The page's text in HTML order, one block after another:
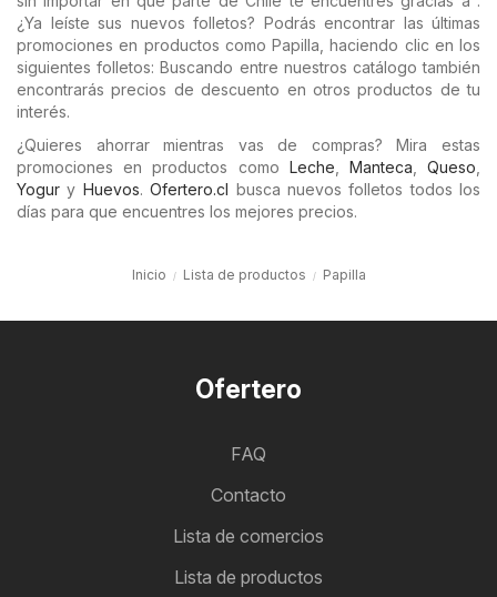
¿Ya leíste sus nuevos folletos? Podrás encontrar las últimas
promociones en productos como Papilla, haciendo clic en los
siguientes folletos: Buscando entre nuestros catálogo también
encontrarás precios de descuento en otros productos de tu
interés.
¿Quieres ahorrar mientras vas de compras? Mira estas
promociones en productos como Leche Manteca ,Queso
Yogur y Huevos.Ofertero.cl busca nuevos folletos todos los
días para que encuentres los mejores precios.
Inicio Lista de productos Papilla
Ofertero
FAQ
Contacto
Lista de comercios
Lista de productos